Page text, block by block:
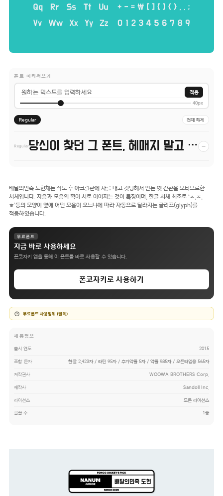
폰트 미리써보기
적용
40px
Regular 전체 해제
Regular 당신이 찾던 그 폰트, 헤매지 말고 바로 폰코! −
배달의민족 도현체는 작도 후 아크릴판에 자를 대고 컷팅해서 만든 옛 간판을 모티브로한
서체입니다. 자음과 모음의 획이 서로 이어지는 것이 특징이며, 한글 서체 최초로 ‘ㅅ,ㅈ,
ㅎ’등의 모양이 옆에 어떤 모음이 오느냐에 따라 자동으로 달라지는 글리프(glyph)를
적용하였습니다.
무료폰트
지금 바로 사용하세요
폰코자키 앱을 통해 이 폰트를 바로 사용할 수 있습니다.
폰코자키로 사용하기
무료폰트 사용범위 (필독)
제품정보
출시 연도 2015
포함 문자 한글 2,423자 / 라틴 95자 / 추가약물 5자 / 약물 985자 / 오픈타입용 565자
저작권사 WOOWA BROTHERS Corp.
제작사 Sandoll Inc.
라이선스 모든 라이선스
글꼴 수 1종